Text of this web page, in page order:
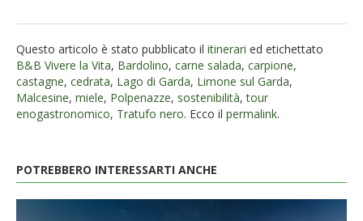
Questo articolo è stato pubblicato il itinerari ed etichettato
B&B Vivere la Vita, Bardolino, carne salada, carpione,
castagne, cedrata, Lago di Garda, Limone sul Garda,
Malcesine, miele, Polpenazze, sostenibilità,tour
enogastronomico, Tratufo nero. Ecco il permalink.
POTREBBERO INTERESSARTI ANCHE